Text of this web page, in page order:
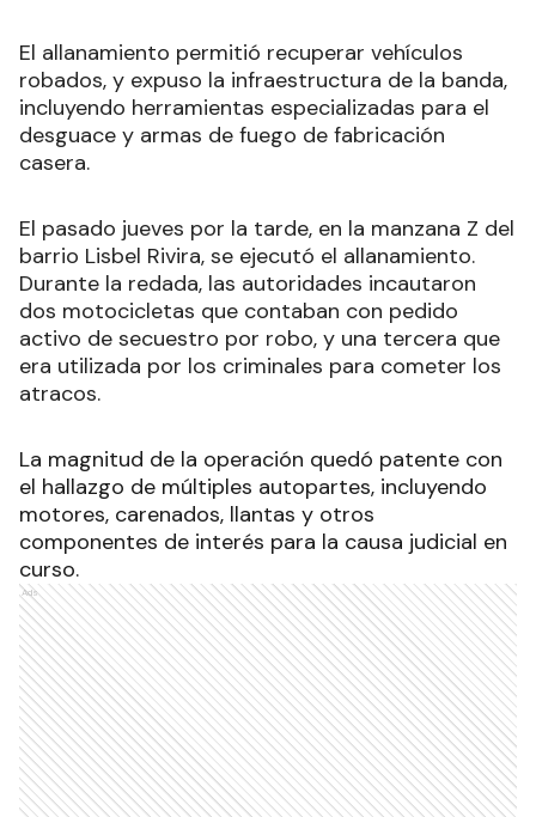
El allanamiento permitió recuperar vehículos
robados, y expuso la infraestructura de la banda,
incluyendo herramientas especializadas para el
desguace y armas de fuego de fabricación
casera.
El pasado jueves por la tarde, en la manzana Z del
barrio Lisbel Rivira, se ejecutó el allanamiento.
Durante la redada, las autoridades incautaron
dos motocicletas que contaban con pedido
activo de secuestro por robo, y una tercera que
era utilizada por los criminales para cometer los
atracos.
La magnitud de la operación quedó patente con
el hallazgo de múltiples autopartes, incluyendo
motores, carenados, llantas y otros
componentes de interés para la causa judicial en
curso.
Ads